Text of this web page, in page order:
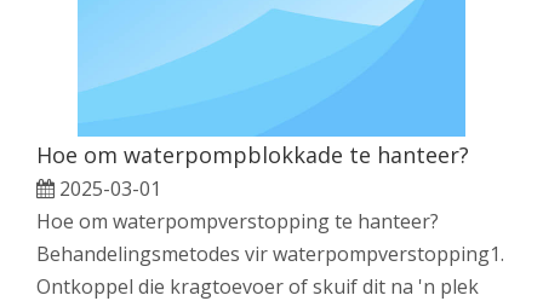
Hoe om waterpompblokkade te hanteer?
2025-03-01
Hoe om waterpompverstopping te hanteer?
Behandelingsmetodes vir waterpompverstopping1.
Ontkoppel die kragtoevoer of skuif dit na 'n plek